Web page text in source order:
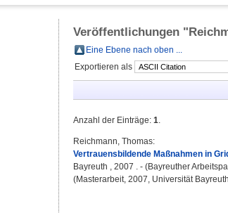
Veröffentlichungen "
Eine Ebene nach oben ...
Exportieren als
Anzahl der Einträge: 1.
Reichmann, Thomas:
Vertrauensbildende Maßnahmen in
Bayreuth , 2007 . - (Bayreuther
(Masterarbeit, 2007, Universität